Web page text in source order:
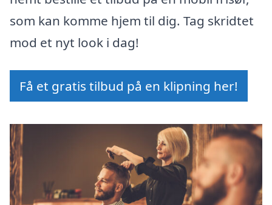
som kan komme hjem til dig. Tag skridtet
mod et nyt look i dag!
Få et gratis tilbud på en klipning her!